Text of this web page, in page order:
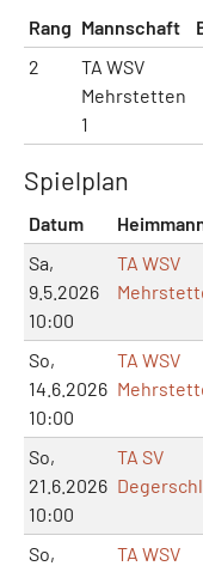
Rang Mannschaft
2
TA WSV
Mehrstetten
1
Spielplan
Datum
Sa,
9.5.2026
10:00
TA WSV
So,
14.6.2026
10:00
TA WSV
So,
21.6.2026
10:00
TA SV
So,
TA WSV